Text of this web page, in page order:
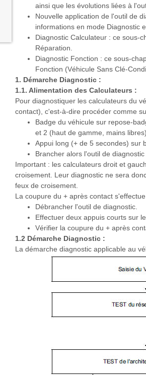
ainsi que les évolutions liées à
Nouvelle application de l'outil de
informations en mode Diagnostic
Diagnostic Calculateur : ce sous-
Réparation.
Diagnostic Fonction : ce sous-
Fonction (Véhicule Sans Clé-
1. Démarche Diagnostic :
1.1. Alimentation des Calculateurs :
Pour diagnostiquer les calculateurs du
contact), c'est-à-dire procéder comme
Badge du véhicule sur repose-
et 2 (haut de gamme, mains libres).
Appui long (+ de 5 secondes) sur
Brancher alors l'outil de
Important : les calculateurs droit et
croisement. Leur diagnostic ne sera
feux de croisement.
La coupure du + après contact
Débrancher l'outil de diagnostic.
Effectuer deux appuis courts sur
Vérifier la coupure du + après
1.2 Démarche Diagnostic :
La démarche diagnostic applicable au